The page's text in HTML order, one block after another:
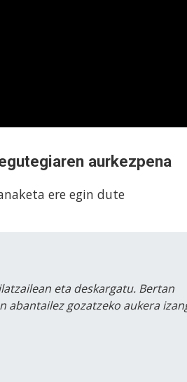
aurkezpena
ere egin dute
eta deskargatu. Bertan
gozatzeko aukera